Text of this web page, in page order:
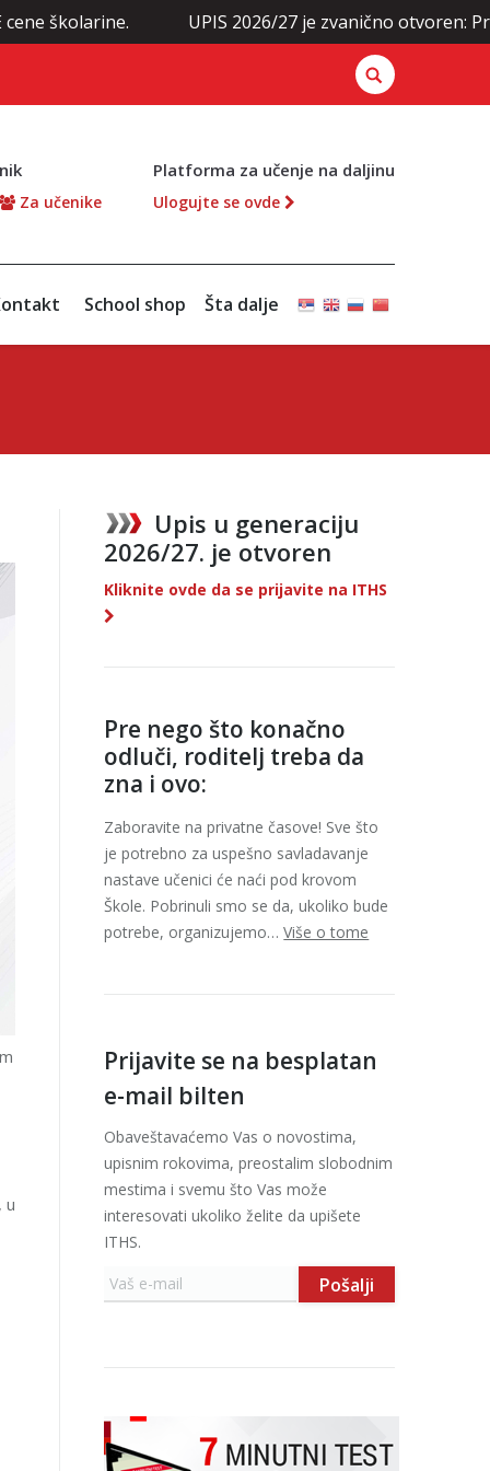
UPIS 2026/27 je zvanično otvoren: Prijavite se
Za učenike
Platforma za učenje na daljinu
Ulogujte se ovde
School shop Šta dalje
u
Upis u generaciju
2026/27. je otvoren
Kliknite ovde da se prijavite na ITHS
Pre nego što konačno
odluči, roditelj treba da
zna i ovo:
Zaboravite na privatne časove! Sve što
je potrebno za uspešno savladavanje
nastave učenici će naći pod krovom
Škole. Pobrinuli smo se da, ukoliko bude
potrebe, organizujemo…Više o tome
Prijavite se na besplatan
e-mail bilten
Obaveštavaćemo Vas o novostima,
upisnim rokovima, preostalim slobodnim
mestima i svemu što Vas može
interesovati ukoliko želite da upišete
ITHS.